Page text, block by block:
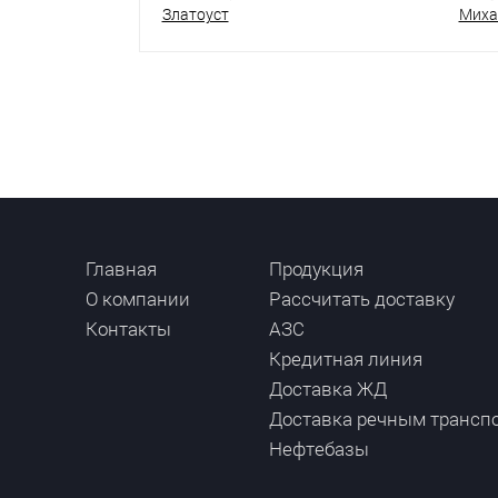
Златоуст
Главная
О компании
Контакты
Продукция
Рассчитать доставку
АЗС
Кредитная линия
Доставка ЖД
Доставка речным
Нефтебазы